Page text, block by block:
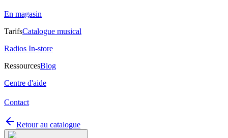
En magasin
TarifsCatalogue musical
Radios In-store
RessourcesBlog
Centre d'aide
Contact
Retour au catalogue